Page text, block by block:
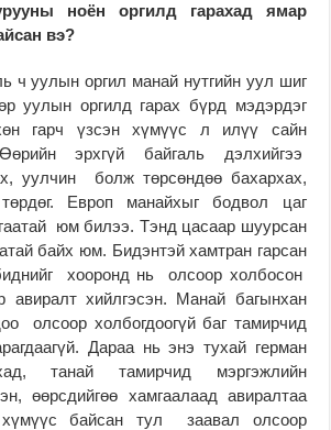
ноён оргилд гарахад ямар
вэ?
ч уулын оргил манай нутгийн уул шиг
уулын оргилд гарах бүрд мэдэрдэг
гарч үзсэн хүмүүс л илүү сайн
эрхгүй байгаль дэлхийгээ
уулчин болж төрсөндөө бахархах,
Европ манайхыг бодвол цаг
юм билээ. Тэнд цасаар шуурсан
байх юм. Бидэнтэй хамтран гарсан
хооронд нь олсоор холбосон
авиралт хийлгэсэн. Манай багынхан
олсоор холбогдоогүй баг тамирчид
Дараа нь энэ тухай герман
танай тамирчид мэргэжлийн
өөрсдийгөө хамгаалаад авиралтаа
хүмүүс байсан тул заавал олсоор